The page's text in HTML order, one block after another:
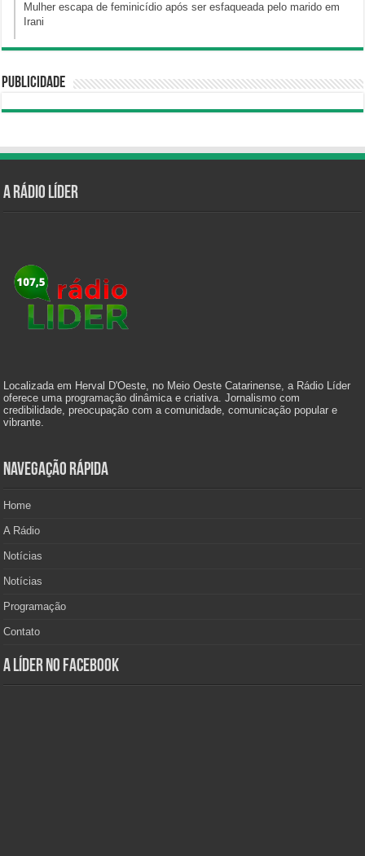
Mulher escapa de feminicídio após ser esfaqueada pelo marido em
Irani
Publicidade
A Rádio Líder
Localizada em Herval D'Oeste, no Meio Oeste Catarinense, a Rádio Líder
oferece uma programação dinâmica e criativa. Jornalismo com
credibilidade, preocupação com a comunidade, comunicação popular e
vibrante.
Navegação Rápida
Home
A Rádio
Notícias
Notícias
Programação
Contato
A Líder no Facebook